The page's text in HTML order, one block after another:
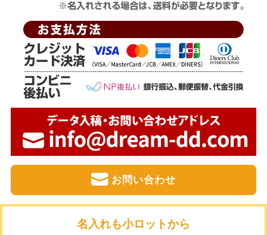
お問い合わせ
名入れも小ロットから